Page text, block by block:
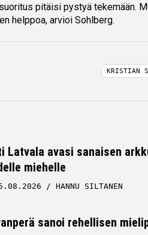
pitäisi pystyä tekemään.
helppoa, arvioi Sohlberg.
KRISTIAN
Latvala avasi sanaisen
miehelle
HANNU SILTANEN
sanoi rehellisen